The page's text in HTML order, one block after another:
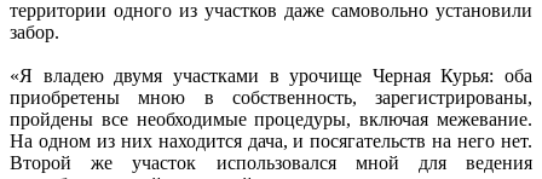
территории одного из участков даже самовольно установили
забор.
«Я владею двумя участками в урочище Черная Курья: оба
приобретены мною в собственность, зарегистрированы,
пройдены все необходимые процедуры, включая межевание.
На одном из них находится дача, и посягательств на него нет.
Второй же участок использовался мной для ведения